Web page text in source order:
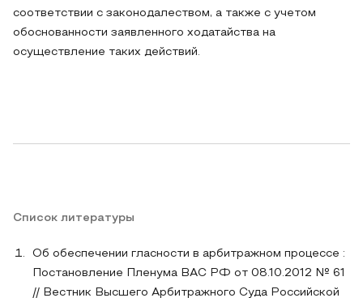
соответствии с законодалеством, а также с учетом
обоснованности заявленного ходатайства на
осуществление таких действий.
Список литературы
Об обеспечении гласности в арбитражном процессе :
Постановление Пленума ВАС РФ от 08.10.2012 № 61
// Вестник Высшего Арбитражного Суда Российской